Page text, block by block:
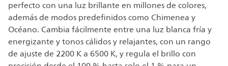
perfecto con una luz brillante en millones de colores,
además de modos predefinidos como Chimenea y
Océano. Cambia fácilmente entre una luz blanca fría y
energizante y tonos cálidos y relajantes, con un rango
de ajuste de 2200 K a 6500 K, y regula el brillo con